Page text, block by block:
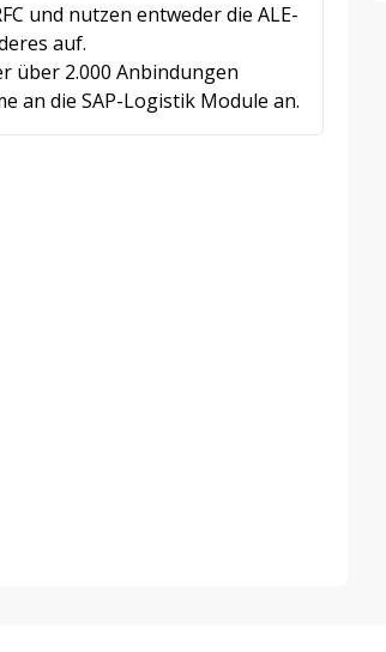
und nutzen entweder die ALE-
auf.
über 2.000 Anbindungen
an die SAP-Logistik Module an.